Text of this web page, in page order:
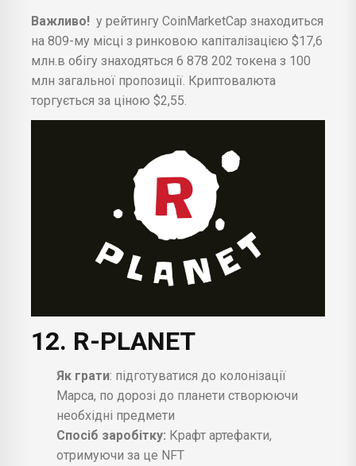
Важливо! у рейтингу CoinMarketCap знаходиться
на 809-му місці з ринковою капіталізацією $17,6
млн.в обігу знаходяться 6 878 202 токена з 100
млн загальної пропозиції. Криптовалюта
торгується за ціною $2,55.
12. R-PLANET
Як грати: підготуватися до колонізації
Марса, по дорозі до планети створюючи
необхідні предмети
Спосіб заробітку: Крафт артефакти,
отримуючи за це NFT